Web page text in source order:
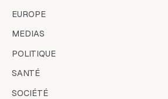
EUROPE
MEDIAS
POLITIQUE
SANTÉ
SOCIÉTÉ